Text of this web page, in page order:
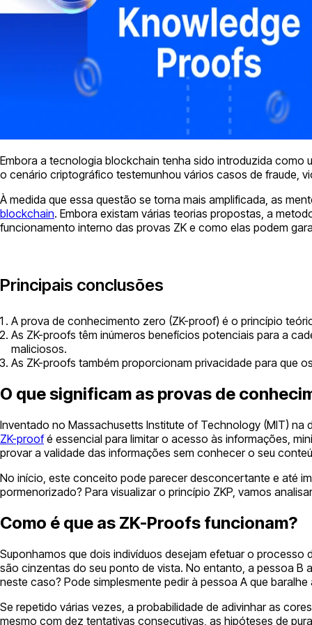
Embora a tecnologia blockchain tenha sido introduzida como
o cenário criptográfico testemunhou vários casos de fraude,
À medida que essa questão se torna mais amplificada, as
blockchain. Embora existam várias teorias propostas, a
funcionamento interno das provas ZK e como elas podem
Principais conclusões
A prova de conhecimento zero (ZK-proof) é o princípio
As ZK-proofs têm inúmeros benefícios potenciais para a
maliciosos.
As ZK-proofs também proporcionam privacidade para que
O que significam as provas de
Inventado no Massachusetts Institute of Technology (MIT)
ZK-proofé essencial para limitar o acesso às informações,
provar a validade das informações sem conhecer o seu
No início, este conceito pode parecer desconcertante e até
pormenorizado? Para visualizar o princípio ZKP, vamos
Como é que as ZK-Proofs funcionam?
Suponhamos que dois indivíduos desejam efetuar o processo
são cinzentas do seu ponto de vista. No entanto, a pessoa B
neste caso? Pode simplesmente pedir à pessoa A que
Se repetido várias vezes, a probabilidade de adivinhar as
mesmo com dez tentativas consecutivas, as hipóteses de